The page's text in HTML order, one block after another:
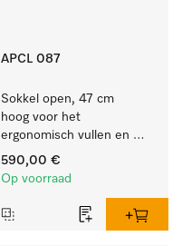
APCL 087
Sokkel open, 47 cm
hoog voor het
ergonomisch vullen en
legen van de wasmachine
en droogkast.
590,00 €
Op voorraad